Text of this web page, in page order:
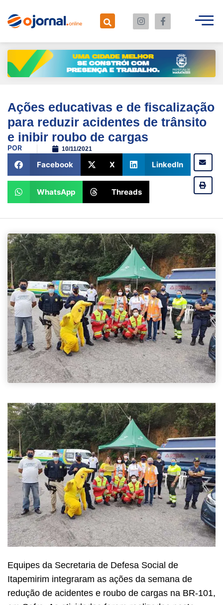
Ações educativas e de fiscalização
para reduzir acidentes de trânsito
e inibir roubo de cargas
POR 10/11/2021
Facebook X LinkedIn
WhatsApp Threads
Equipes da Secretaria de Defesa Social de
Itapemirim integraram as ações da semana de
redução de acidentes e roubo de cargas na BR-101,